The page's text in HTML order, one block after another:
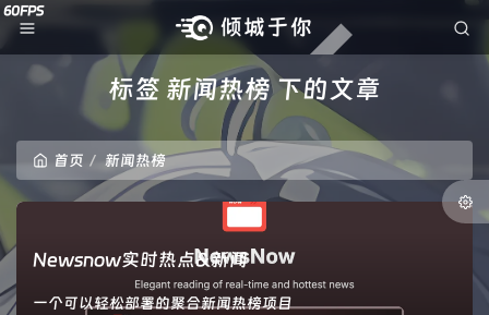
标签 新闻热榜 下的文章
首页 新闻热榜
Newsnow实时热点&新闻
一个可以轻松部署的聚合新闻热榜项目